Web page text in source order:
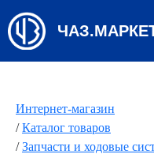
Интернет-магазин
/Каталог товаров
/Запчасти и ходовые